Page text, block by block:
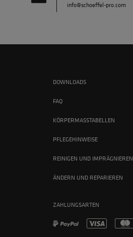
info@schoeffel-pro.com
DOWNLOADS
FAQ
KÖRPERMASSTABELLEN
PFLEGEHINWEISE
REINIGEN UND IMPRÄGNIEREN
ÄNDERN UND REPARIEREN
ZAHLUNGSARTEN